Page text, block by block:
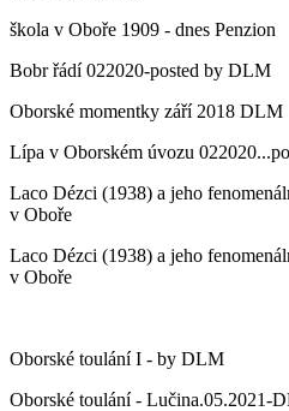
škola v Oboře 1909 - dnes Penzion
Bobr řádí 022020-posted by DLM
Oborské momentky září 2018 DLM
Lípa v Oborském úvozu
Laco Dézci (1938) a jeho
v Oboře
Laco Dézci (1938) a jeho
v Oboře
Oborské toulání I - by DLM
Oborské toulání - Lučina.05.2021-